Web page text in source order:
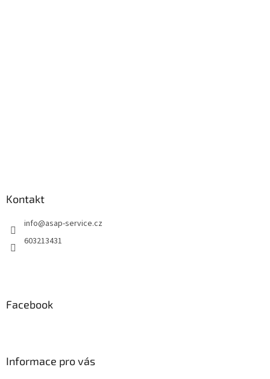
Kontakt
info@asap-service.cz
603213431
Facebook
Informace pro vás